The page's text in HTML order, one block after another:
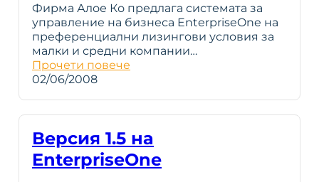
Фирма Алое Ко предлага системата за
управление на бизнеса EnterpriseOne на
преференциални лизингови условия за
малки и средни компании…
Прочети повече
02/06/2008
Версия 1.5 на
EnterpriseOne